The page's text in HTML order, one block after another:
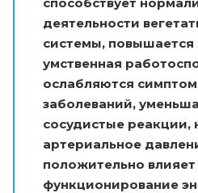
деятельности
системы, повышается
умственная
ослабляются
заболеваний,
сосудистые реакции,
артериальное
положительно влияет
функционирование